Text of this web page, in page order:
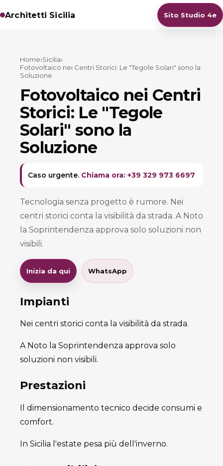
Architetti Sicilia Sito Studio 4e
Home›Sicilia›
Fotovoltaico nei Centri Storici: Le "Tegole Solari" sono la
Soluzione
Fotovoltaico nei Centri
Storici: Le "Tegole
Solari" sono la
Soluzione
Caso urgente. Chiama ora: +39 329 973 6697
Tecnologia senza progetto è rumore. Nei
centri storici conta la visibilità da strada. A Noto
la Soprintendenza approva solo soluzioni non
visibili.
Inizia da qui WhatsApp
Impianti
Nei centri storici conta la visibilità da strada.
A Noto la Soprintendenza approva solo
soluzioni non visibili.
Prestazioni
Il dimensionamento tecnico decide consumi e
comfort.
In Sicilia l'estate pesa più dell'inverno.